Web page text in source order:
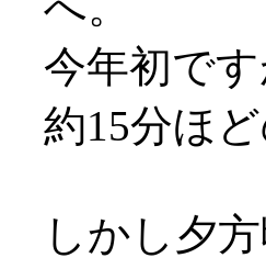
今年初で
約15分ほ
しかし夕